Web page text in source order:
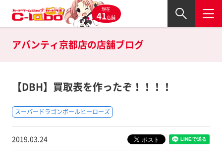
現在
41店舗
アバンティ京都店の店舗ブログ
【DBH】買取表を作ったぞ！！！！
スーパードラゴンボールヒーローズ
2019.03.24